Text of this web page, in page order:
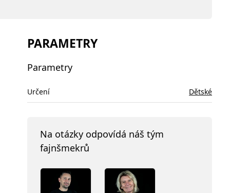
PARAMETRY
Parametry
Určení Dětské
Na otázky odpovídá náš tým
fajnšmekrů